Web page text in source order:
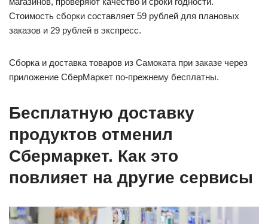
Стоимость сборки составляет 59 рублей для плановых
заказов и 29 рублей в экспресс.
Сборка и доставка товаров из Самоката при заказе через
приложение СберМаркет по-прежнему бесплатны.
Бесплатную доставку
продуктов отменил
Сбермаркет. Как это
повлияет на другие сервисы